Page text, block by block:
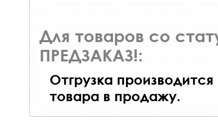
Для товаров со
ПРЕДЗАКАЗ!:
Отгрузка
товара в продажу.